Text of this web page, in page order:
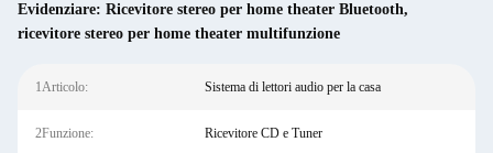
Evidenziare: Ricevitore stereo per home theater Bluetooth,
ricevitore stereo per home theater multifunzione
1Articolo: Sistema di lettori audio per la casa
2Funzione: Ricevitore CD e Tuner